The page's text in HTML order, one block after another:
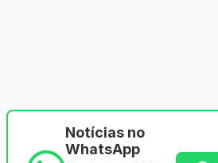
Notícias no
WhatsApp